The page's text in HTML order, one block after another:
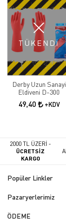
TÜKENDİ
Derby Uzun Sanayi
Eldiveni D-300
49,40 +KDV
2000 TL ÜZERİ -
ÜCRETSİZ
KARGO
Popüler Linkler
Pazaryerlerimiz
ÖDEME